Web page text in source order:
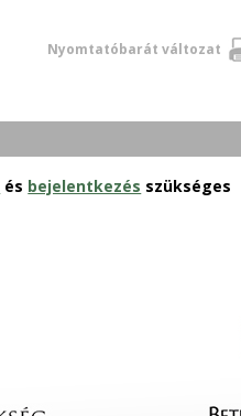
Nyomtatóbarát változat
és bejelentkezés szükséges